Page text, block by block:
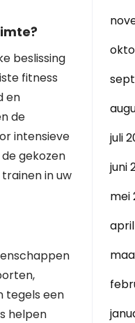
beslissing
fitness
en
de
intensieve
gekozen
in uw
tegels een
helpen
juli
juni
mei